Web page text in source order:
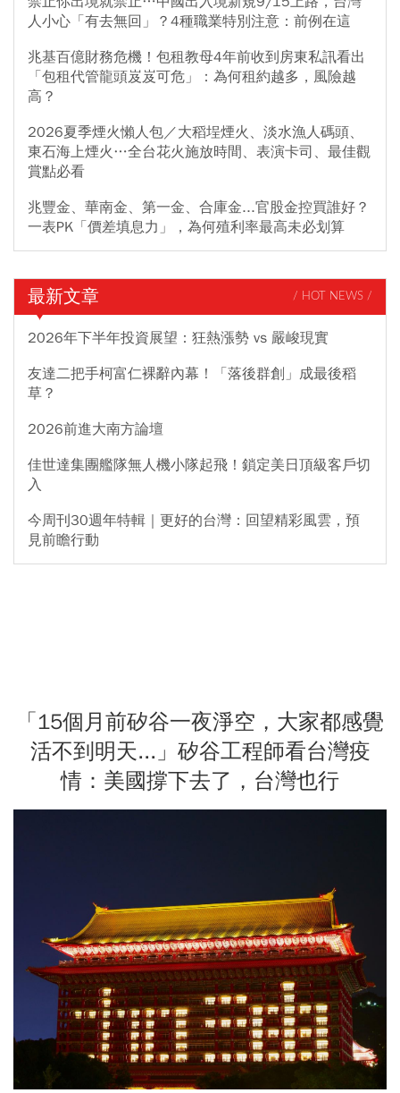
人小心「有去無回」？4種職業特別注意：前例在這
兆基百億財務危機！包租教母4年前收到房東私訊看出
「包租代管龍頭岌岌可危」：為何租約越多，風險越
高？
2026夏季煙火懶人包／大稻埕煙火、淡水漁人碼頭、
東石海上煙火…全台花火施放時間、表演卡司、最佳觀
賞點必看
兆豐金、華南金、第一金、合庫金...官股金控買誰好？
一表PK「價差填息力」，為何殖利率最高未必划算
最新文章 / HOT NEWS /
2026年下半年投資展望：狂熱漲勢 vs 嚴峻現實
友達二把手柯富仁裸辭內幕！「落後群創」成最後稻
草？
2026前進大南方論壇
佳世達集團艦隊無人機小隊起飛！鎖定美日頂級客戶切
入
今周刊30週年特輯｜更好的台灣：回望精彩風雲，預
見前瞻行動
「15個月前矽谷一夜淨空，大家都感覺
活不到明天...」矽谷工程師看台灣疫
情：美國撐下去了，台灣也行